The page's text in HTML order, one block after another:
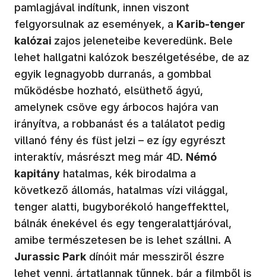
pamlagjával indítunk, innen viszont
felgyorsulnak az események, a Karib-tenger
kalózai zajos jeleneteibe keveredünk. Bele
lehet hallgatni kalózok beszélgetésébe, de az
egyik legnagyobb durranás, a gombbal
működésbe hozható, elsüthető ágyú,
amelynek csöve egy árbocos hajóra van
irányítva, a robbanást és a találatot pedig
villanó fény és füst jelzi – ez így egyrészt
interaktív, másrészt meg már 4D. Némó
kapitány hatalmas, kék birodalma a
következő állomás, hatalmas vízi világgal,
tenger alatti, bugyborékoló hangeffekttel,
bálnák énekével és egy tengeralattjáróval,
amibe természetesen be is lehet szállni. A
Jurassic Park dínóit már messziről észre
lehet venni, ártatlannak tűnnek, bár a filmből is